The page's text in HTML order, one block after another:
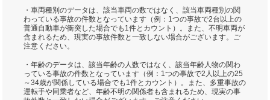
・車両種別のデータは、該当車両の数ではなく、該当車両種別の関
わっている事故の件数となっています（例：1つの事故で2台以上の
普通自動車が衝突した場合でも1件とカウント）。また、不明車両が
含まれるため、現実の事故件数と一致しない場合がございます。ご
注意ください。
・年齢のデータは、該当年齢の人数ではなく、該当年齢人物の関わ
っている事故の件数となっています（例：1つの事故で2人以上の25
～34歳が関係している場合でも1件とカウント）。また、多重事故の
運転手や同乗者など、年齢不明の関係者も含まれるため、現実の事